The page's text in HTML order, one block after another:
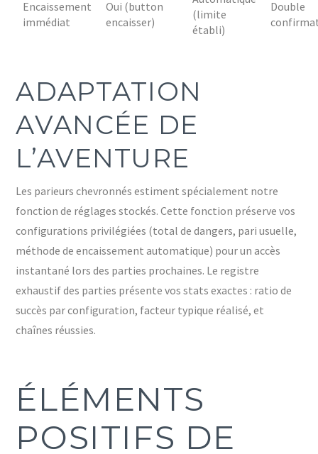
Encaissement
immédiat
Oui (button
encaisser)
(limite
établi)
Double
ADAPTATION
AVANCÉE DE
L’AVENTURE
Les parieurs chevronnés estiment spécialement notre
fonction de réglages stockés. Cette fonction préserve vos
configurations privilégiées (total de dangers, pari usuelle,
méthode de encaissement automatique) pour un accès
instantané lors des parties prochaines. Le registre
exhaustif des parties présente vos stats exactes : ratio de
succès par configuration, facteur typique réalisé, et
chaînes réussies.
ÉLÉMENTS
POSITIFS DE